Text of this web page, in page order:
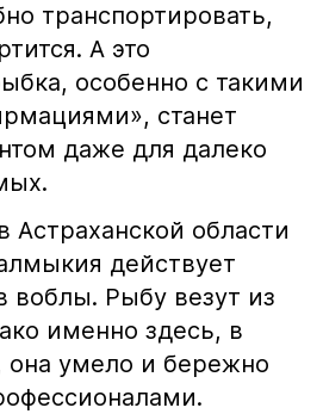
транспортировать,
А это
особенно с такими
станет
даже для далеко
Астраханской области
действует
воблы. Рыбу везут из
именно здесь, в
она умело и бережно